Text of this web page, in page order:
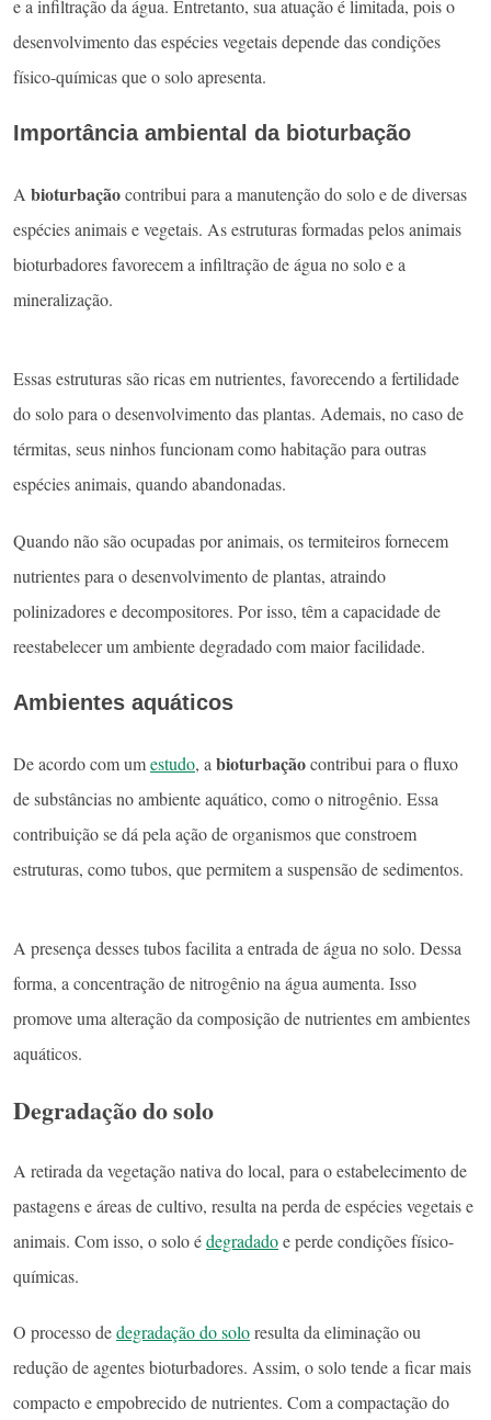
e a infiltração da água. Entretanto, sua atuação é limitada, pois o
desenvolvimento das espécies vegetais depende das condições
físico-químicas que o solo apresenta.
Importância ambiental da bioturbação
A bioturbaçãocontribui para a manutenção do solo e de diversas
espécies animais e vegetais. As estruturas formadas pelos animais
bioturbadores favorecem a infiltração de água no solo e a
mineralização.
Essas estruturas são ricas em nutrientes, favorecendo a fertilidade
do solo para o desenvolvimento das plantas. Ademais, no caso de
térmitas, seus ninhos funcionam como habitação para outras
espécies animais, quando abandonadas.
Quando não são ocupadas por animais, os termiteiros fornecem
nutrientes para o desenvolvimento de plantas, atraindo
polinizadores e decompositores. Por isso, têm a capacidade de
reestabelecer um ambiente degradado com maior facilidade.
Ambientes aquáticos
De acordo com umestudo, a bioturbaçãocontribui para o fluxo
de substâncias no ambiente aquático, como o nitrogênio. Essa
contribuição se dá pela ação de organismos que constroem
estruturas, como tubos, que permitem a suspensão de sedimentos.
A presença desses tubos facilita a entrada de água no solo. Dessa
forma, a concentração de nitrogênio na água aumenta. Isso
promove uma alteração da composição de nutrientes em ambientes
aquáticos.
Degradação do solo
A retirada da vegetação nativa do local, para o estabelecimento de
pastagens e áreas de cultivo, resulta na perda de espécies vegetais e
animais. Com isso, o solo édegradadoe perde condições físico-
químicas.
O processo dedegradação do soloresulta da eliminação ou
redução de agentes bioturbadores. Assim, o solo tende a ficar mais
compacto e empobrecido de nutrientes. Com a compactação do